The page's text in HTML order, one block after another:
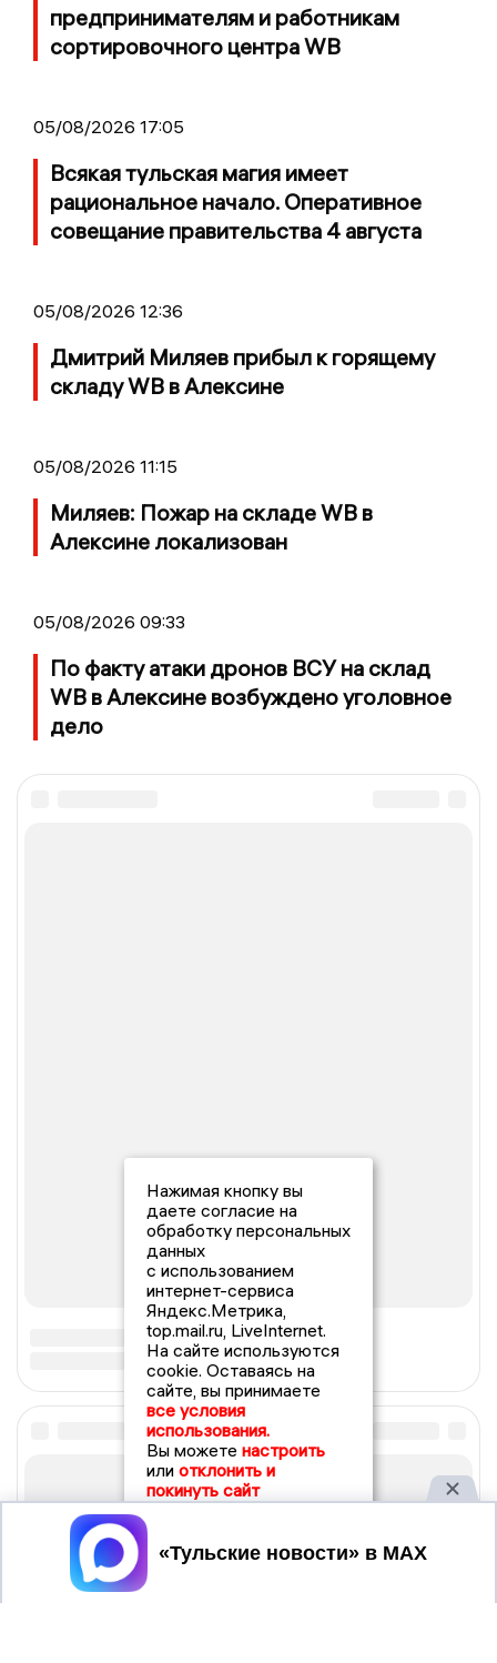
предпринимателям и работникам
сортировочного центра WB
05/08/2026 17:05
Всякая тульская магия имеет
рациональное начало. Оперативное
совещание правительства 4 августа
05/08/2026 12:36
Дмитрий Миляев прибыл к горящему
складу WB в Алексине
05/08/2026 11:15
Миляев: Пожар на складе WB в
Алексине локализован
05/08/2026 09:33
По факту атаки дронов ВСУ на склад
WB в Алексине возбуждено уголовное
дело
Нажимая кнопку вы
даете согласие на
обработку персональных
данных
с использованием
интернет-сервиса
Яндекс.Метрика,
top.mail.ru, LiveInternet.
На сайте используются
cookie. Оставаясь на
сайте, вы принимаете
все условия
использования.
Вы можете настроить
или отклонить и
покинуть сайт
Принять